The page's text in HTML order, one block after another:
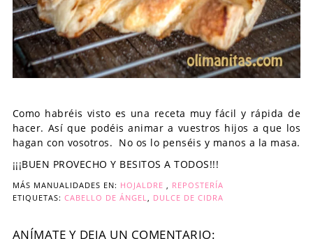
Como habréis visto es una receta muy fácil y rápida de
hacer. Así que podéis animar a vuestros hijos a que los
hagan con vosotros. No os lo penséis y manos a la masa.
¡¡¡BUEN PROVECHO Y BESITOS A TODOS!!!
MÁS MANUALIDADES EN: HOJALDRE , REPOSTERÍA
ETIQUETAS: CABELLO DE ÁNGEL, DULCE DE CIDRA
ANÍMATE Y DEJA UN COMENTARIO: